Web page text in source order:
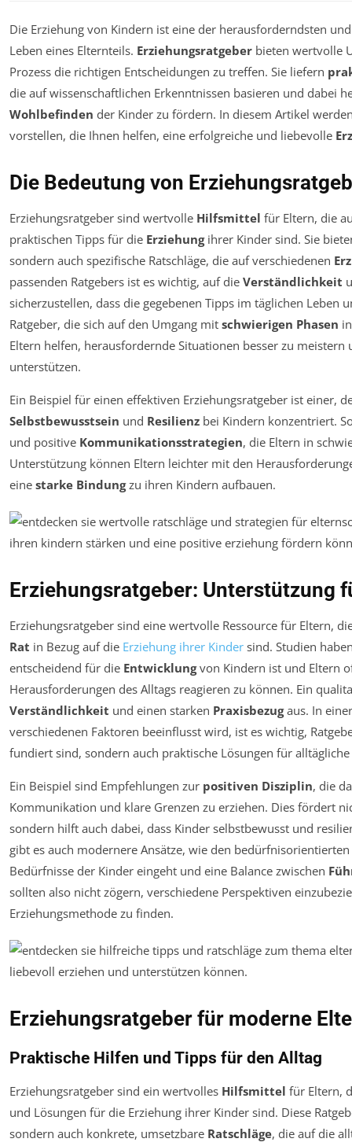
Die Erziehung von Kindern ist eine der herausforderndsten
Leben eines Elternteils. Erziehungsratgeber bieten wertvolle
Prozess die richtigen Entscheidungen zu treffen. Sie liefern
die auf wissenschaftlichen Erkenntnissen basieren und dabei
Wohlbefinden der Kinder zu fördern. In diesem Artikel
vorstellen, die Ihnen helfen, eine erfolgreiche und liebevolle
Die Bedeutung von
Erziehungsratgeber sind wertvolle Hilfsmittel für Eltern, die
praktischen Tipps für die Erziehungihrer Kinder sind. Sie
sondern auch spezifische Ratschläge, die auf verschiedenen
passenden Ratgebers ist es wichtig, auf die Verständlichkeit
sicherzustellen, dass die gegebenen Tipps im täglichen Leben
Ratgeber, die sich auf den Umgang mit schwierigen Phasen
Eltern helfen, herausfordernde Situationen besser zu meistern
unterstützen.
Ein Beispiel für einen effektiven Erziehungsratgeber ist einer,
Selbstbewusstsein und Resilienz bei Kindern konzentriert.
und positive Kommunikationsstrategien, die Eltern in
Unterstützung können Eltern leichter mit den
eine starke Bindungzu ihren Kindern aufbauen.
Erziehungsratgeber: Unterstützung
Erziehungsratgeber sind eine wertvolle Ressource für Eltern,
Rat in Bezug auf die Erziehung ihrer Kinder sind. Studien
entscheidend für die Entwicklungvon Kindern ist und Eltern
Herausforderungen des Alltags reagieren zu können. Ein
Verständlichkeit und einen starken Praxisbezugaus. In
verschiedenen Faktoren beeinflusst wird, ist es wichtig,
fundiert sind, sondern auch praktische Lösungen für
Ein Beispiel sind Empfehlungen zur positiven Disziplin, die
Kommunikation und klare Grenzen zu erziehen. Dies fördert
sondern hilft auch dabei, dass Kinder selbstbewusst und
gibt es auch modernere Ansätze, wie den
Bedürfnisse der Kinder eingeht und eine Balance zwischen
sollten also nicht zögern, verschiedene Perspektiven
Erziehungsmethode zu finden.
Erziehungsratgeber für moderne
Praktische Hilfen und Tipps für den Alltag
Erziehungsratgeber sind ein wertvolles Hilfsmittel für Eltern,
und Lösungen für die Erziehung ihrer Kinder sind. Diese
sondern auch konkrete, umsetzbare Ratschläge, die auf die